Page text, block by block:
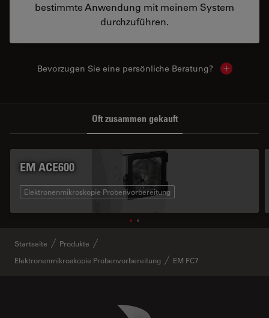
bestimmte Anwendung mit meinem System
durchzuführen.
Bevorzugen Sie eine persönliche Beratung? Show
Oft zusammen gekauft
EM ACE600
Elektronenmikroskopie Probenvorbereitung
Startseite
Produkte
Elektronenmikroskopie Probenvorbereitung
EM FC7
Danaher Logo